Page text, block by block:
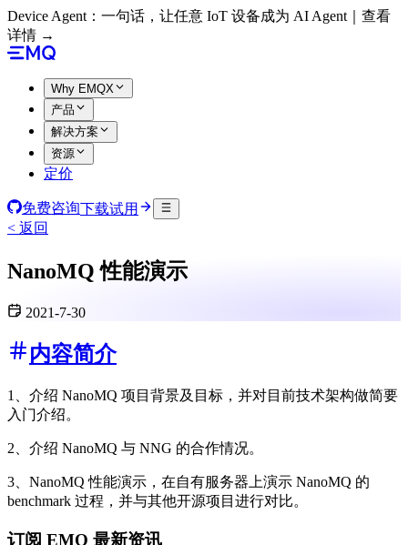
Device Agent：一句话，让任意 IoT 设备成为 AI Agent｜查看
详情 →
Why EMQX
产品
解决方案
资源
定价
免费咨询下载试用
< 返回
NanoMQ 性能演示
2021-7-30
内容简介
1、介绍 NanoMQ 项目背景及目标，并对目前技术架构做简要
入门介绍。
2、介绍 NanoMQ 与 NNG 的合作情况。
3、NanoMQ 性能演示，在自有服务器上演示 NanoMQ 的
benchmark 过程，并与其他开源项目进行对比。
订阅 EMQ 最新资讯